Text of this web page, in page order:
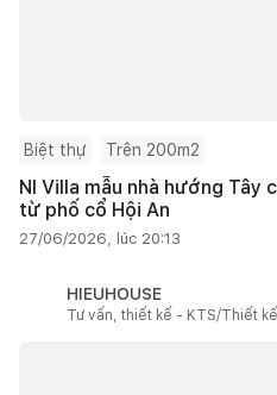
Biệt thự Trên 200m2
NI Villa mẫu nhà hướng Tây
từ phố cổ Hội An
27/06/2026, lúc 20:13
HIEUHOUSE
Tư vấn, thiết kế - KTS/Thiết kế